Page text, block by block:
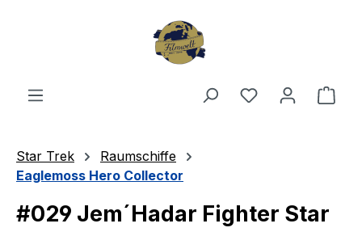
Du hast 0
Star Trek
Raumschiffe
Eaglemoss Hero Collector
#029 Jem´Hadar Fighter Star